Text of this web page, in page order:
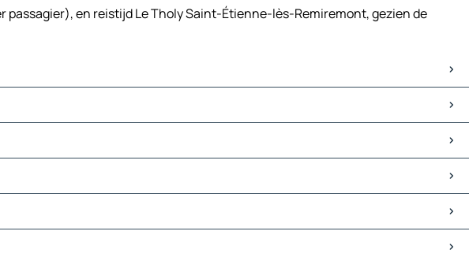
en reistijd Le Tholy Saint-Étienne-lès-Remiremont, gezien de